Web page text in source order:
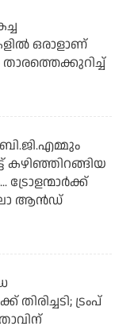
ഒരാളാണ്
ബി.ജി.എമ്മും
കഴിഞ്ഞിറങ്ങിയ
ആന്‍ഡ്
ട്രംപ്